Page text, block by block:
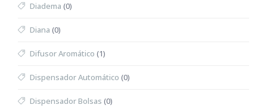
Diadema (0)
Diana (0)
Difusor Aromático (1)
Dispensador Automático (0)
Dispensador Bolsas (0)